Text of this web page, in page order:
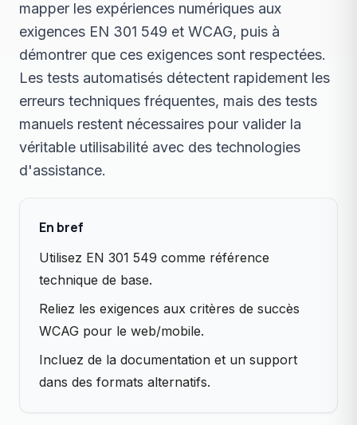
mapper les expériences numériques aux
exigences EN 301 549 et WCAG, puis à
démontrer que ces exigences sont respectées.
Les tests automatisés détectent rapidement les
erreurs techniques fréquentes, mais des tests
manuels restent nécessaires pour valider la
véritable utilisabilité avec des technologies
d'assistance.
En bref
Utilisez EN 301 549 comme référence
technique de base.
Reliez les exigences aux critères de succès
WCAG pour le web/mobile.
Incluez de la documentation et un support
dans des formats alternatifs.